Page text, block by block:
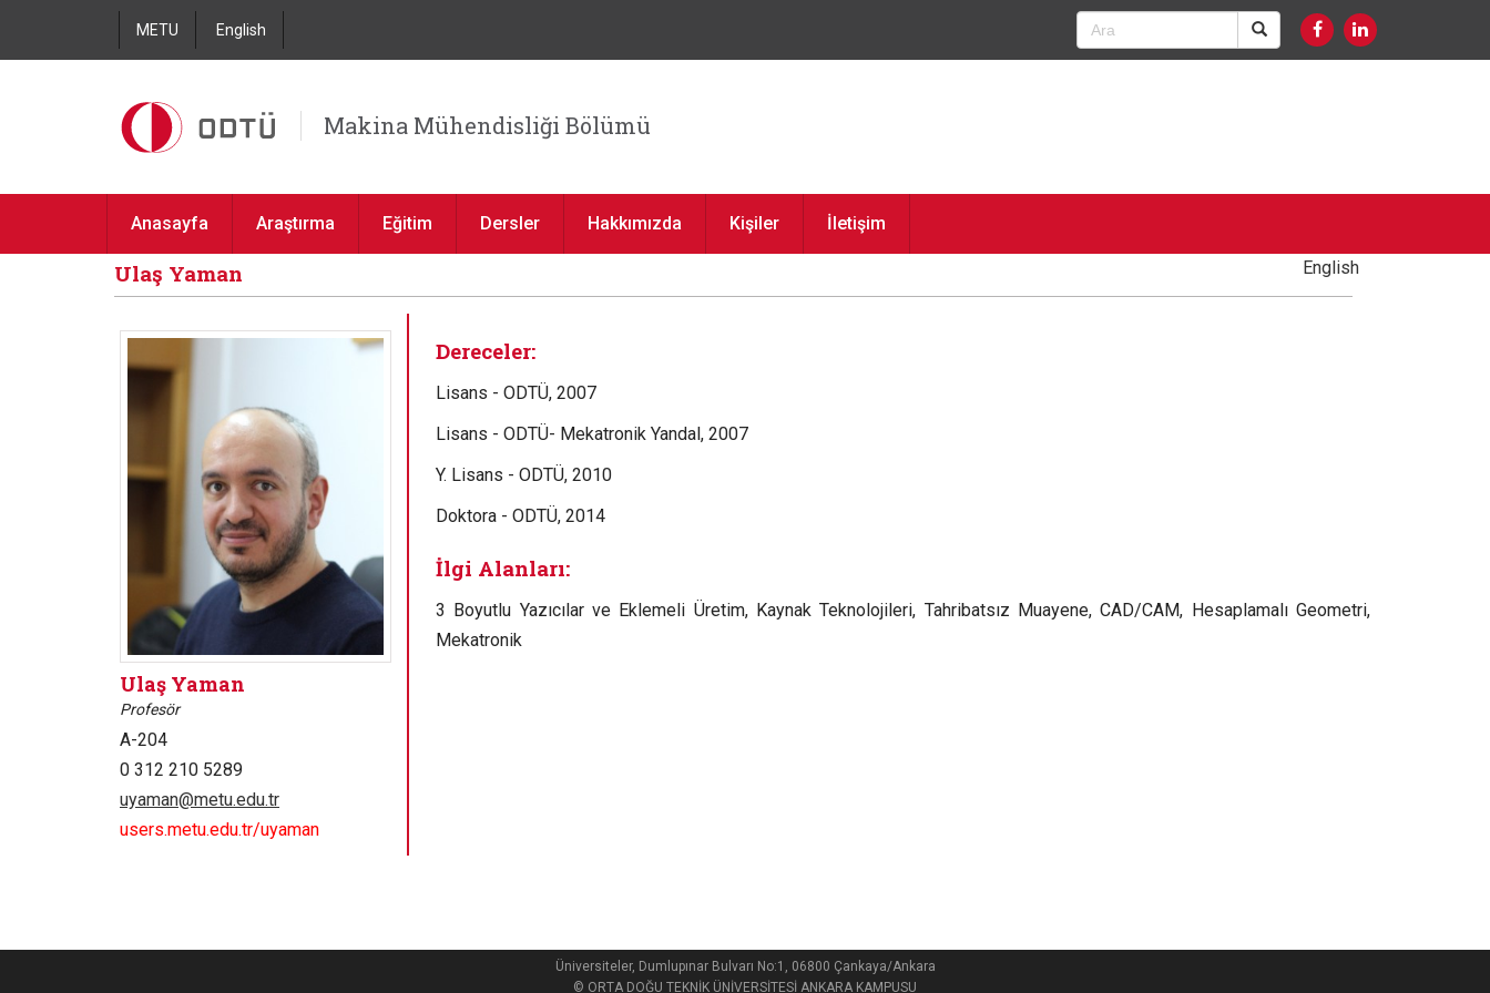
METU English
Makina Mühendisliği Bölümü
Anasayfa Araştırma Eğitim Dersler Hakkımızda Kişiler İletişim
Ulaş Yaman
Ulaş Yaman
Profesör
A-204
0 312 210 5289
uyaman@metu.edu.tr
users.metu.edu.tr/uyaman
English
Dereceler:
Lisans - ODTÜ, 2007
Lisans - ODTÜ- Mekatronik Yandal, 2007
Y. Lisans - ODTÜ, 2010
Doktora - ODTÜ, 2014
İlgi Alanları:
3 Boyutlu Yazıcılar ve Eklemeli Üretim, Kaynak Teknolojileri, Tahribatsız Muayene, CAD/CAM, Hesaplamalı Geometri,
Mekatronik
Üniversiteler, Dumlupınar Bulvarı No:1, 06800 Çankaya/Ankara
© ORTA DOĞU TEKNİK ÜNİVERSİTESİ ANKARA KAMPUSU